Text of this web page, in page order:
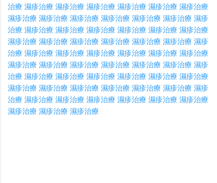
治療 濕疹治療 濕疹治療 濕疹治療 濕疹治療 濕疹治療 濕疹治療
濕疹治療 濕疹治療 濕疹治療 濕疹治療 濕疹治療 濕疹治療 濕疹
治療 濕疹治療 濕疹治療 濕疹治療 濕疹治療 濕疹治療 濕疹治療
濕疹治療 濕疹治療 濕疹治療 濕疹治療 濕疹治療 濕疹治療 濕疹
治療 濕疹治療 濕疹治療 濕疹治療 濕疹治療 濕疹治療 濕疹治療
濕疹治療 濕疹治療 濕疹治療 濕疹治療 濕疹治療 濕疹治療 濕疹
治療 濕疹治療 濕疹治療 濕疹治療 濕疹治療 濕疹治療 濕疹治療
濕疹治療 濕疹治療 濕疹治療 濕疹治療 濕疹治療 濕疹治療 濕疹
治療 濕疹治療 濕疹治療 濕疹治療 濕疹治療 濕疹治療 濕疹治療
濕疹治療 濕疹治療 濕疹治療